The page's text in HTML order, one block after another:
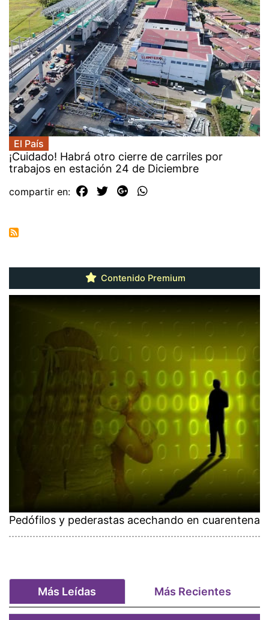
El País
¡Cuidado! Habrá otro cierre de carriles por
trabajos en estación 24 de Diciembre
compartir en:
Contenido Premium
Pedófilos y pederastas acechando en cuarentena
Más Leídas Más Recientes